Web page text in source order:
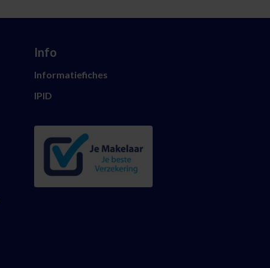
Info
Informatiefiches
IPID